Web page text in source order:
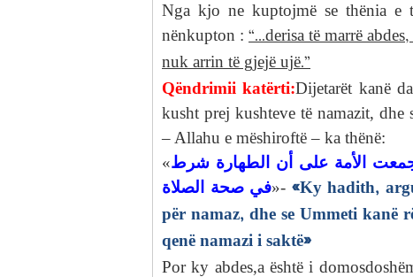
Nga kjo ne kuptojmë se thënia
nënkupton : “…derisa të marrë
nuk arrin të gjejë ujë.”
Qëndrimii katërti:Dijetarët kanë
kusht prej kushteve të namazit, dhe
– Allahu e mëshiroftë – ka thënë:
«الأمة على أن الطهارة شرط
في صحة الصلاة»- «Ky hadith,
për namaz, dhe se Ummeti kanë
qenë namazi i saktë»
Por ky abdes,a është i